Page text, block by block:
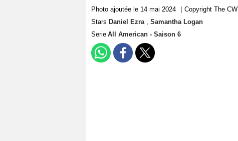
Photo ajoutée le 14 mai 2024
Copyright The CW
Stars Daniel Ezra , Samantha Logan
Serie All American - Saison 6